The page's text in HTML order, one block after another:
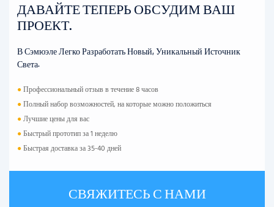
ДАВАЙТЕ ТЕПЕРЬ ОБСУДИМ ВАШ
ПРОЕКТ.
В Сэмюэле Легко Разработать Новый, Уникальный Источник
Света.
●Профессиональный отзыв в течение 8 часов
●Полный набор возможностей, на которые можно положиться
●Лучшие цены для вас
●Быстрый прототип за 1 неделю
●Быстрая доставка за 35-40 дней
СВЯЖИТЕСЬ С НАМИ